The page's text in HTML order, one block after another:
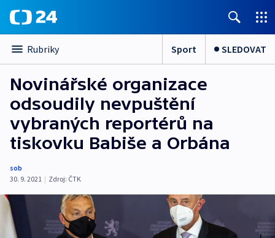
Rubriky Sport SLEDOVAT
Novinářské organizace
odsoudily nevpuštění
vybraných reportérů na
tiskovku Babiše a Orbána
sob
30. 9. 2021 | Zdroj: ČTK